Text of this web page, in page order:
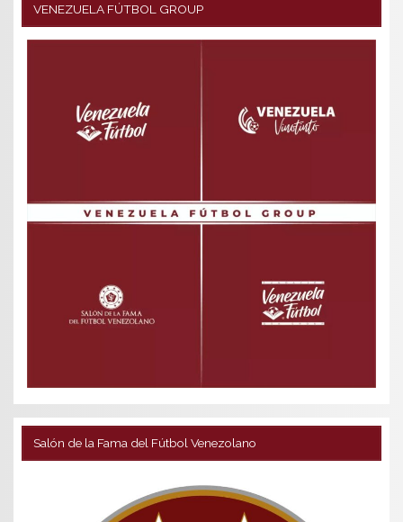
VENEZUELA FÚTBOL GROUP
Salón de la Fama del Fútbol Venezolano